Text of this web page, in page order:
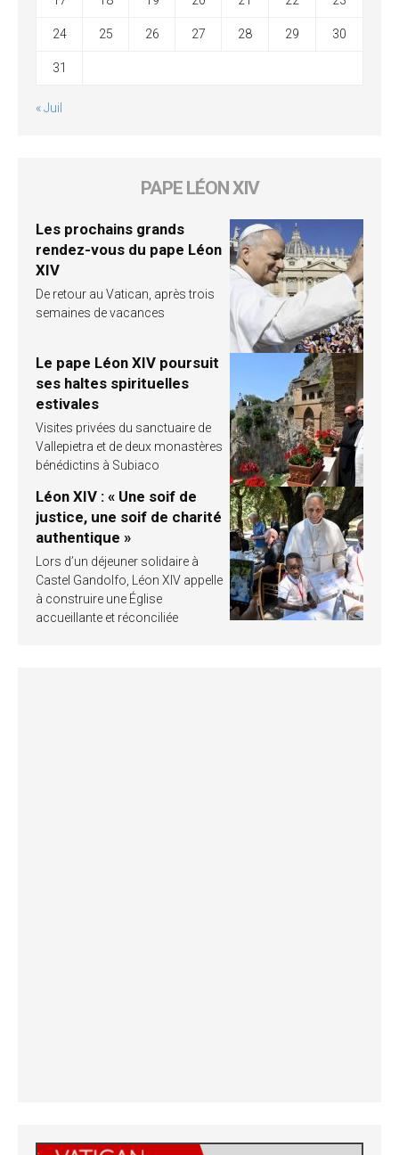
24 25 26 27 28 29 30
31
« Juil
PAPE LÉON XIV
Les prochains grands
rendez-vous du pape Léon
XIV
De retour au Vatican, après trois
semaines de vacances
Le pape Léon XIV poursuit
ses haltes spirituelles
estivales
Visites privées du sanctuaire de
Vallepietra et de deux monastères
bénédictins à Subiaco
Léon XIV : « Une soif de
justice, une soif de charité
authentique »
Lors d’un déjeuner solidaire à
Castel Gandolfo, Léon XIV appelle
à construire une Église
accueillante et réconciliée